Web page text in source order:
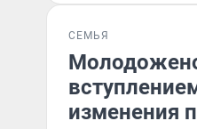
СЕМЬЯ
изменения